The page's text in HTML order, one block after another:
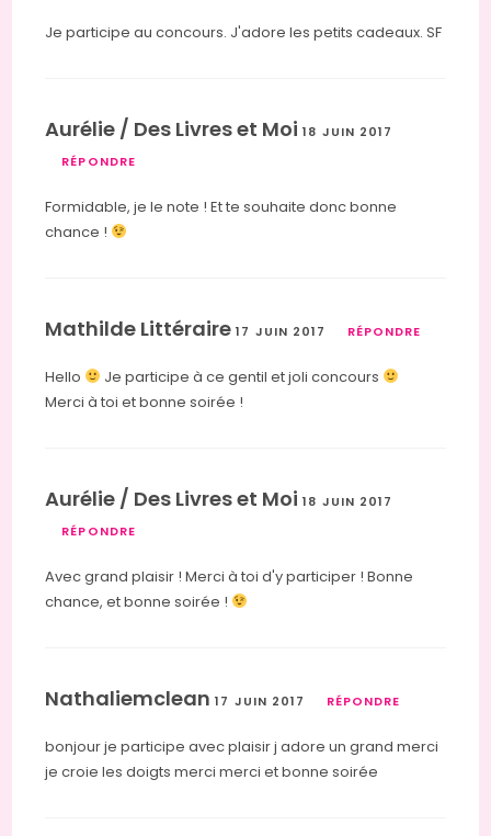
Je participe au concours. J'adore les petits cadeaux. SF
Aurélie / Des Livres et Moi18 JUIN 2017
RÉPONDRE
Formidable, je le note ! Et te souhaite donc bonne
chance !
Mathilde Littéraire17 JUIN 2017 RÉPONDRE
Hello
Je participe à ce gentil et joli concours
Merci à toi et bonne soirée !
Aurélie / Des Livres et Moi18 JUIN 2017
RÉPONDRE
Avec grand plaisir ! Merci à toi d'y participer ! Bonne
chance, et bonne soirée !
Nathaliemclean17 JUIN 2017 RÉPONDRE
bonjour je participe avec plaisir j adore un grand merci
je croie les doigts merci merci et bonne soirée